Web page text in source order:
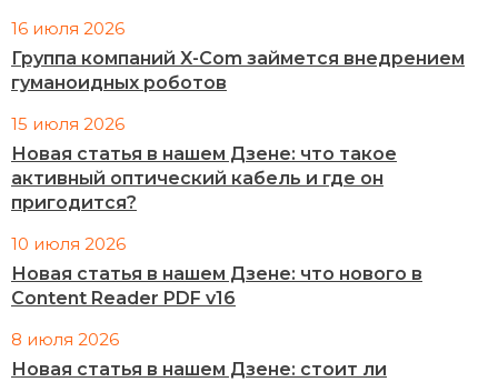
16 июля 2026
Группа компаний X-Com займется внедрением
гуманоидных роботов
15 июля 2026
Новая статья в нашем Дзене: что такое
активный оптический кабель и где он
пригодится?
10 июля 2026
Новая статья в нашем Дзене: что нового в
Content Reader PDF v16
8 июля 2026
Новая статья в нашем Дзене: стоит ли